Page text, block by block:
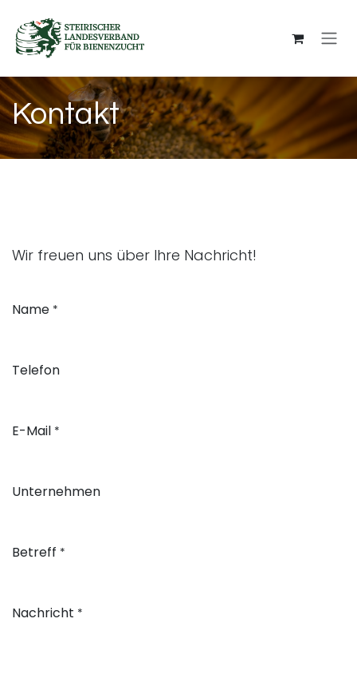
Kontakt
Wir freuen uns über Ihre Nachricht!
Name *
Telefon
E-Mail *
Unternehmen
Betreff *
Nachricht *